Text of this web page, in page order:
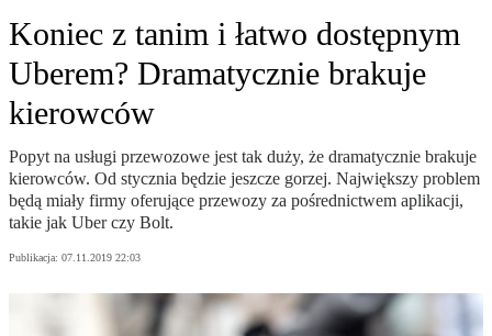
Koniec z tanim i łatwo dostępnym
Uberem? Dramatycznie brakuje
kierowców
Popyt na usługi przewozowe jest tak duży, że dramatycznie brakuje
kierowców. Od stycznia będzie jeszcze gorzej. Największy problem
będą miały firmy oferujące przewozy za pośrednictwem aplikacji,
takie jak Uber czy Bolt.
Publikacja: 07.11.2019 22:03